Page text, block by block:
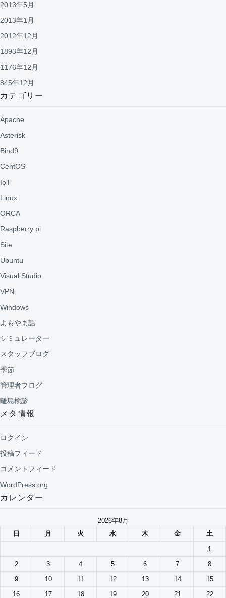
2013年5月
2013年1月
2012年12月
1893年12月
1176年12月
845年12月
カテゴリー
Apache
Asterisk
Bind9
CentOS
IoT
Linux
ORCA
Raspberry pi
Site
Ubuntu
Visual Studio
VPN
Windows
よもやま話
シミュレーター
スタッフブログ
季節
管理者ブログ
離島検診
メタ情報
ログイン
投稿フィード
コメントフィード
WordPress.org
カレンダー
2026年8月
日
月 火 水 木 金
土
1
2
3 4 5 6 7
8
9
10 11 12 13 14
15
16
17 18 19 20 21 22